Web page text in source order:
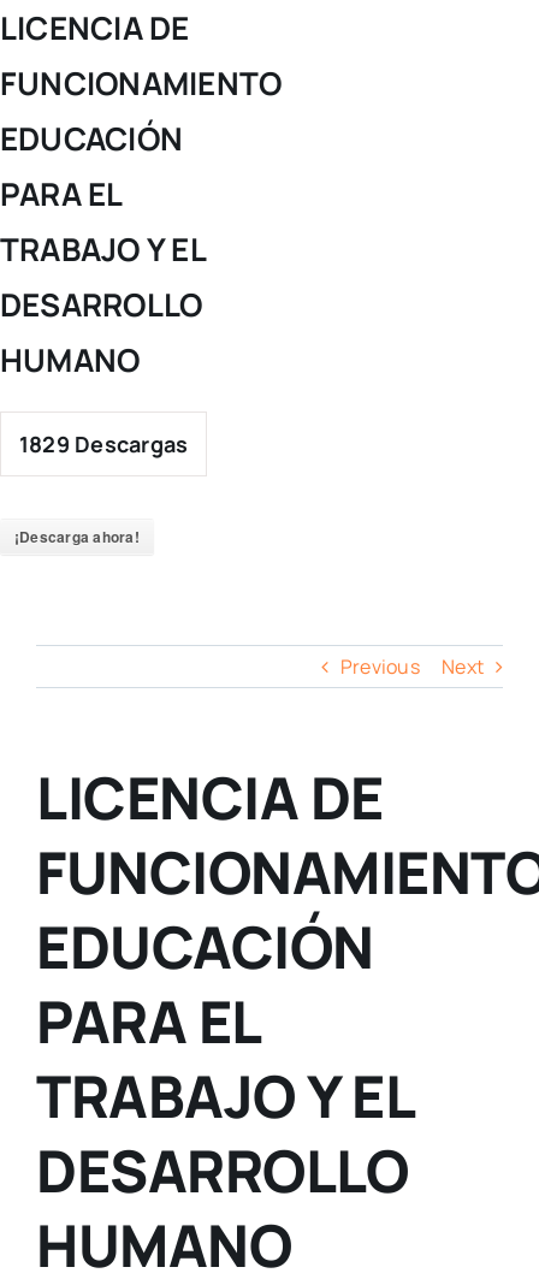
Skip
content
LICENCIA DE
FUNCIONAMIENTO
EDUCACIÓN
PARA EL
TRABAJO Y EL
DESARROLLO
HUMANO
1829 Descargas
¡Descarga ahora!
Previous Next
LICENCIA DE
EDUCACIÓN
PARA EL
TRABAJO Y EL
DESARROLLO
HUMANO